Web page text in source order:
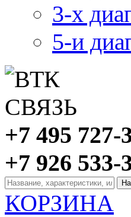
3-х
5-и
+7 495 727-
+7 926 533-
КОРЗИНА